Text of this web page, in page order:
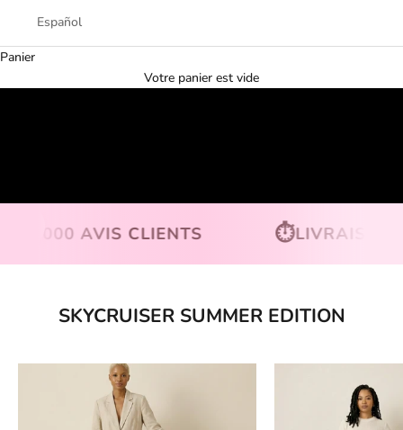
Español
Panier
Votre panier est vide
Aller à la section suivante
AVIS CLIENTS LIVRAISON SOUS
SKYCRUISER SUMMER EDITION